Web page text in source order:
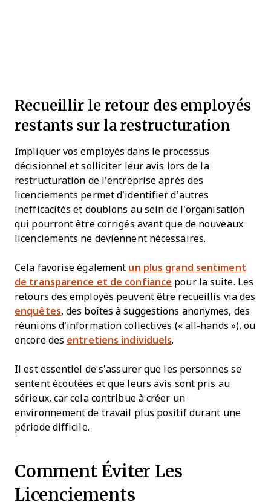
Recueillir le retour des employés
restants sur la restructuration
Impliquer vos employés dans le processus
décisionnel et solliciter leur avis lors de la
restructuration de l’entreprise après des
licenciements permet d’identifier d’autres
inefficacités et doublons au sein de l’organisation
qui pourront être corrigés avant que de nouveaux
licenciements ne deviennent nécessaires.
Cela favorise également un plus grand sentiment
de transparence et de confiance pour la suite. Les
retours des employés peuvent être recueillis via des
enquêtes, des boîtes à suggestions anonymes, des
réunions d’information collectives (« all-hands »), ou
encore des entretiens individuels.
Il est essentiel de s’assurer que les personnes se
sentent écoutées et que leurs avis sont pris au
sérieux, car cela contribue à créer un
environnement de travail plus positif durant une
période difficile.
Comment Éviter Les
Licenciements